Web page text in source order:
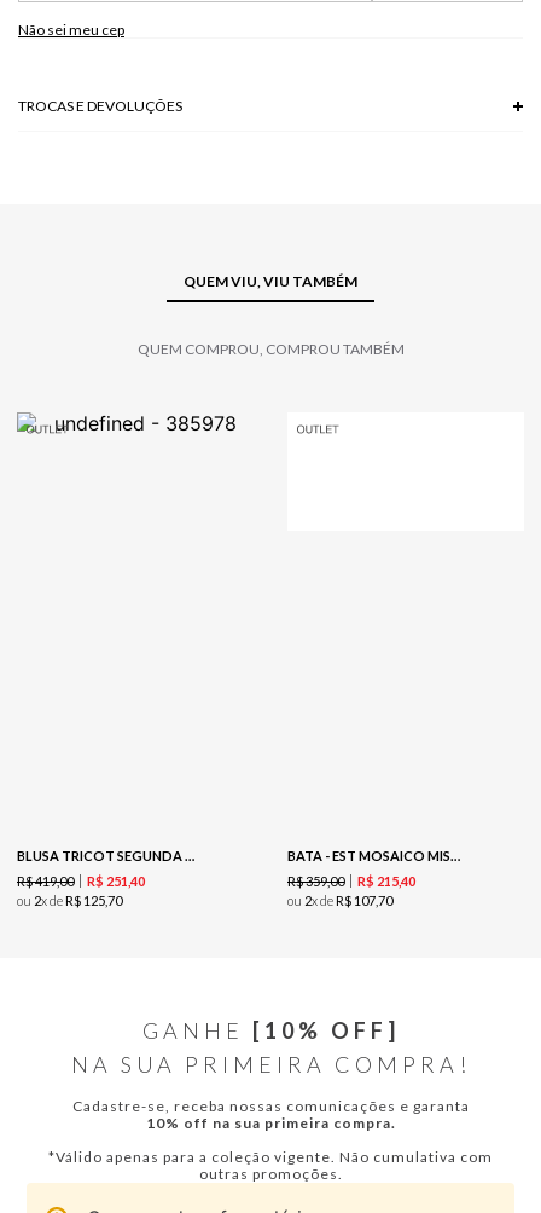
Não sei meu cep
TROCAS E DEVOLUÇÕES
QUEM VIU, VIU TAMBÉM
QUEM COMPROU, COMPROU TAMBÉM
BLUSA TRICOT SEGUNDA PELE LUREX - PRETO
R$419,00 R$ 251 40
ou 2x deR$ 12570
BATA - EST MOSAICO MISTICO
R$359,00 R$ 21540
ou 2x deR$ 10770
GANHE
[10% OFF]
NA SUA PRIMEIRA COMPRA!
Cadastre-se, receba nossas comunicações e garanta
10% off na sua primeira compra.
*Válido apenas para a coleção vigente. Não cumulativa com
outras promoções.